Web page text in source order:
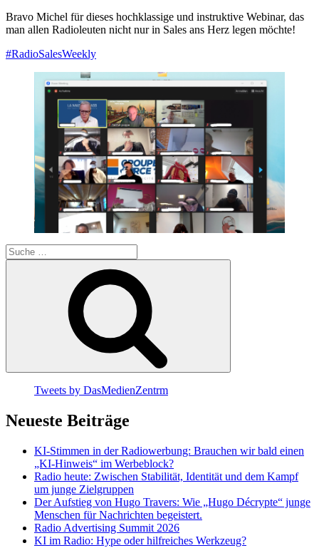
Bravo Michel für dieses hochklassige und instruktive Webinar, das
man allen Radioleuten nicht nur in Sales ans Herz legen möchte!
#RadioSalesWeekly
Suche
nach:
Tweets by DasMedienZentrm
Neueste Beiträge
KI-Stimmen in der Radiowerbung: Brauchen wir bald einen
„KI-Hinweis“ im Werbeblock?
Radio heute: Zwischen Stabilität, Identität und dem Kampf
um junge Zielgruppen
Der Aufstieg von Hugo Travers: Wie „Hugo Décrypte“ junge
Menschen für Nachrichten begeistert.
Radio Advertising Summit 2026
KI im Radio: Hype oder hilfreiches Werkzeug?